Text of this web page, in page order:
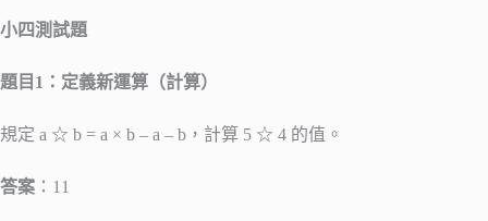
小四測試題
題目1：定義新運算（計算）
規定 a ☆ b = a × b – a – b，計算 5 ☆ 4 的值。
答案 ：11